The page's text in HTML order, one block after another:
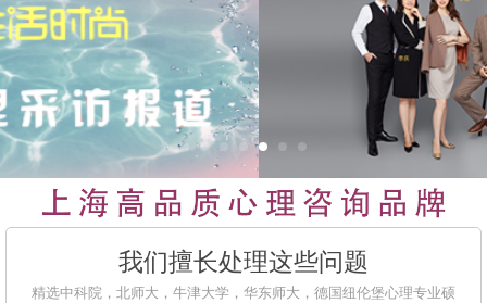
我们擅长处理这些问题
精选中科院，北师大，牛津大学，华东师大，德国纽伦堡心理专业硕